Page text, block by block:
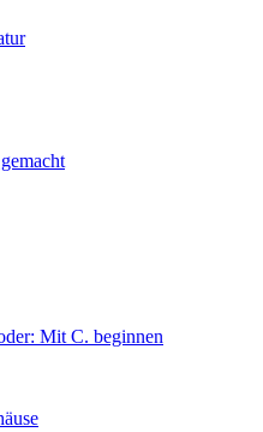
Mit C. beginnen